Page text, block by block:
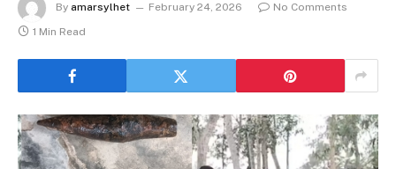
By amarsylhet February 24, 2026
No Comments
1 Min Read